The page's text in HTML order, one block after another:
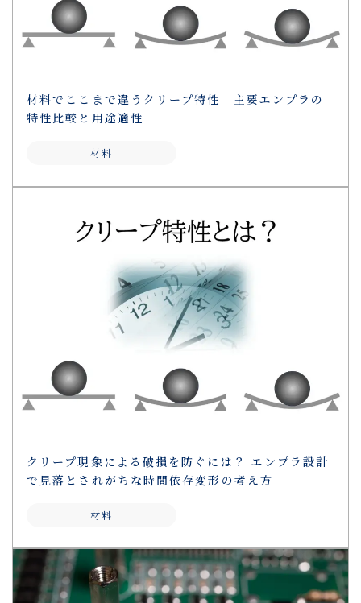
材料でここまで違うクリープ特性 主要エンプラの
特性比較と用途適性
材料
クリープ現象による破損を防ぐには？ エンプラ設計
で見落とされがちな時間依存変形の考え方
材料